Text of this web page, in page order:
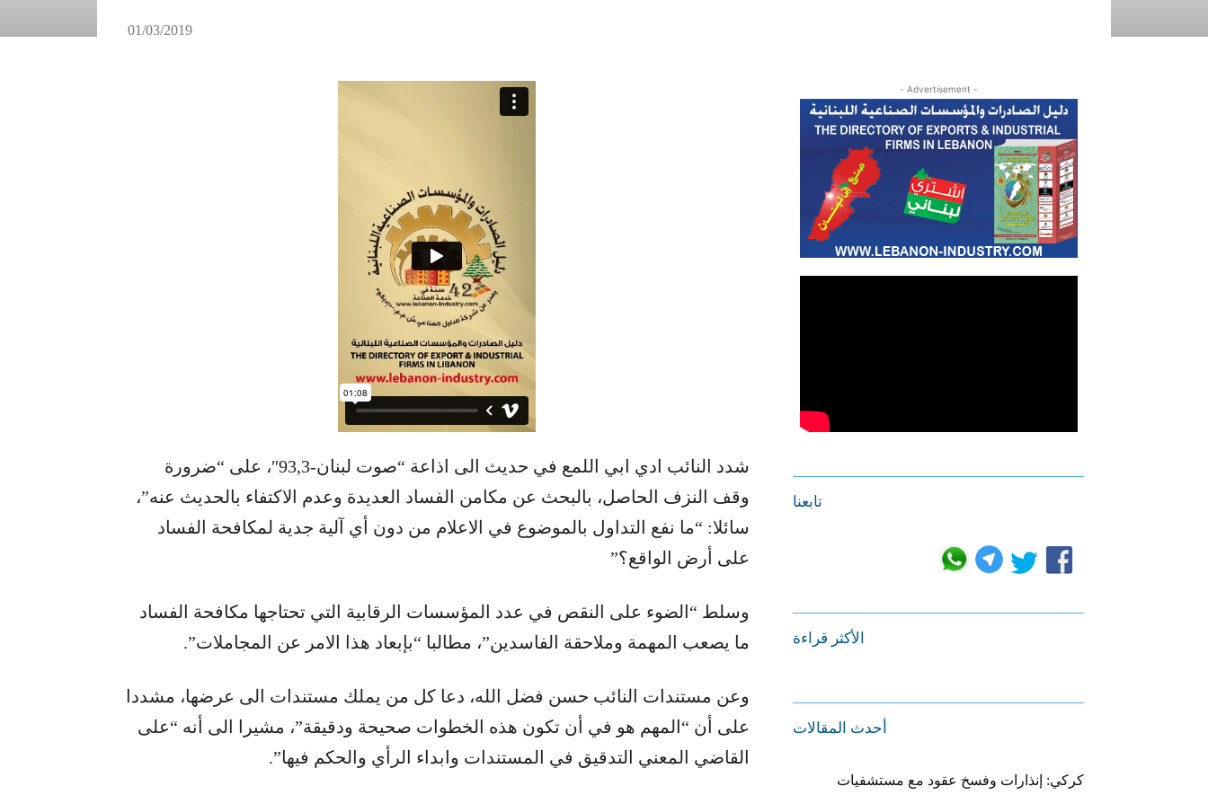
01/03/2019
شدد النائب ادي ابي اللمع في حديث الى اذاعة “صوت لبنان-93,3″، على “ضرورة
وقف النزف الحاصل، بالبحث عن مكامن الفساد العديدة وعدم الاكتفاء بالحديث عنه”،
سائلا: “ما نفع التداول بالموضوع في الاعلام من دون أي آلية جدية لمكافحة الفساد
على أرض الواقع؟”
وسلط “الضوء على النقص في عدد المؤسسات الرقابية التي تحتاجها مكافحة الفساد
ما يصعب المهمة وملاحقة الفاسدين”، مطالبا “بإبعاد هذا الامر عن المجاملات”.
وعن مستندات النائب حسن فضل الله، دعا كل من يملك مستندات الى عرضها، مشددا
على أن “المهم هو في أن تكون هذه الخطوات صحيحة ودقيقة”، مشيرا الى أنه “على
القاضي المعني التدقيق في المستندات وابداء الرأي والحكم فيها”.
- Advertisement -
تابعنا
الأكثر قراءة
أحدث المقالات
كركي: إنذارات وفسخ عقود مع مستشفيات